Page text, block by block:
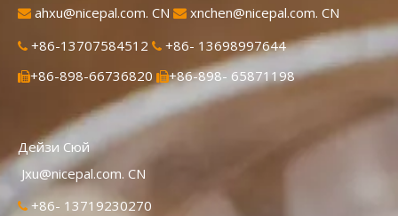
 ahxu@nicepal.com. CN  xnchen@nicepal.com. CN
 +86-13707584512  +86- 13698997644
+86-898-66736820 +86-898- 65871198
Дейзи Сюй
Jxu@nicepal.com. CN
 +86- 13719230270